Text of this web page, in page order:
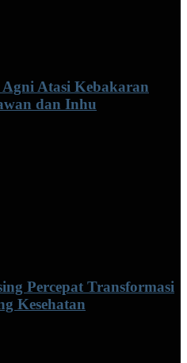
Atasi Kebakaran
dan Inhu
Percepat Transformasi
Kesehatan